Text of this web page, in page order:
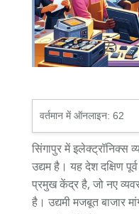
वर्तमान में ऑनलाइन: 62
सिंगापुर में
उद्यम है। यह देश दक्षिण
प्रमुख केंद्र है, जो नए
है। उद्यमी मजबूत बाजार